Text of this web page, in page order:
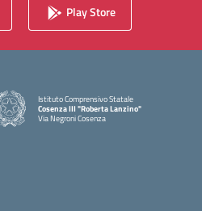
Play Store
Istituto Comprensivo Statale
Cosenza III "Roberta Lanzino"
Via Negroni Cosenza
— Visita la pagina iniziale della scuola